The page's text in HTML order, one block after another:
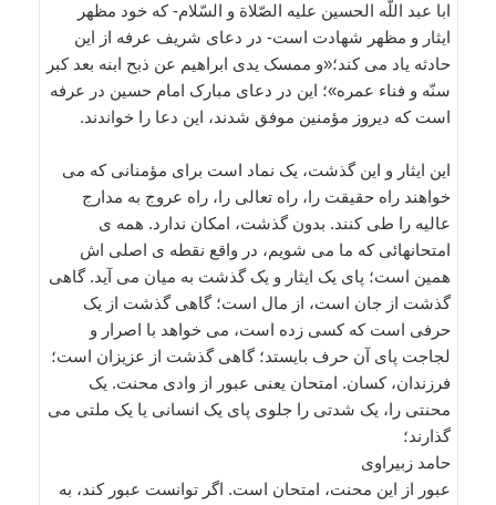
ابا عبد اللَّه الحسین علیه الصّلاة و السّلام- که خود مظهر
ایثار و مظهر شهادت است- در دعای شریف عرفه از این
حادثه یاد می کند؛«و ممسک یدی ابراهیم عن ذبح ابنه بعد کبر
سنّه و فناء عمره»؛ این در دعای مبارک امام حسین در عرفه
است که دیروز مؤمنین موفق شدند، این دعا را خواندند.
این ایثار و این گذشت، یک نماد است برای مؤمنانی که می
خواهند راه حقیقت را، راه تعالی را، راه عروج به مدارج
عالیه را طی کنند. بدون گذشت، امکان ندارد. همه ی
امتحانهائی که ما می شویم، در واقع نقطه ی اصلی اش
همین است؛ پای یک ایثار و یک گذشت به میان می آید. گاهی
گذشت از جان است، از مال است؛ گاهی گذشت از یک
حرفی است که کسی زده است، می خواهد با اصرار و
لجاجت پای آن حرف بایستد؛ گاهی گذشت از عزیزان است؛
فرزندان، کسان. امتحان یعنی عبور از وادی محنت. یک
محنتی را، یک شدتی را جلوی پای یک انسانی یا یک ملتی می
گذارند؛
حامد زبیراوی
عبور از این محنت، امتحان است. اگر توانست عبور کند، به